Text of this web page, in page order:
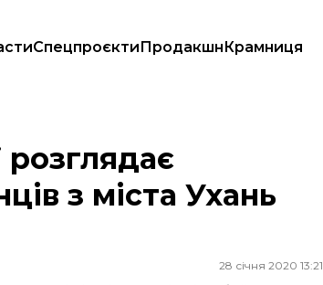
СпецпроєктиПродакшнКрамниця
через коронавірус
розглядає
з міста Ухань
28 січня 2020 13:21